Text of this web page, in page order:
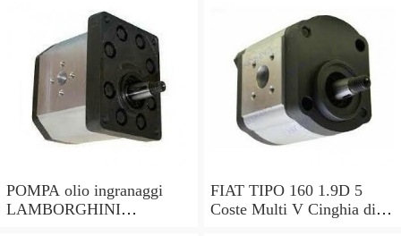
POMPA olio ingranaggi
LAMBORGHINI
FIAT TIPO 160 1.9D 5
Coste Multi V Cinghia di